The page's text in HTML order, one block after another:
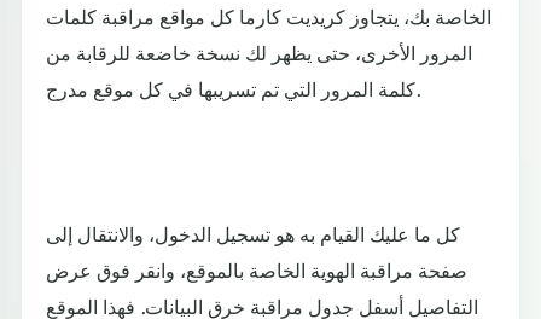
الخاصة بك، يتجاوز كريديت كارما كل مواقع مراقبة كلمات
المرور الأخرى، حتى يظهر لك نسخة خاضعة للرقابة من
كلمة المرور التي تم تسريبها في كل موقع مدرج.
كل ما عليك القيام به هو تسجيل الدخول، والانتقال إلى
صفحة مراقبة الهوية الخاصة بالموقع، وانقر فوق عرض
التفاصيل أسفل جدول مراقبة خرق البيانات. فهذا الموقع